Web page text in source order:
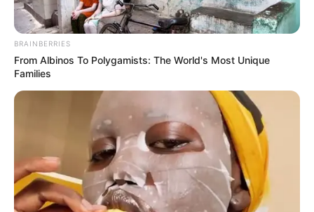
BRAINBERRIES
From Albinos To Polygamists: The World's Most Unique
Families